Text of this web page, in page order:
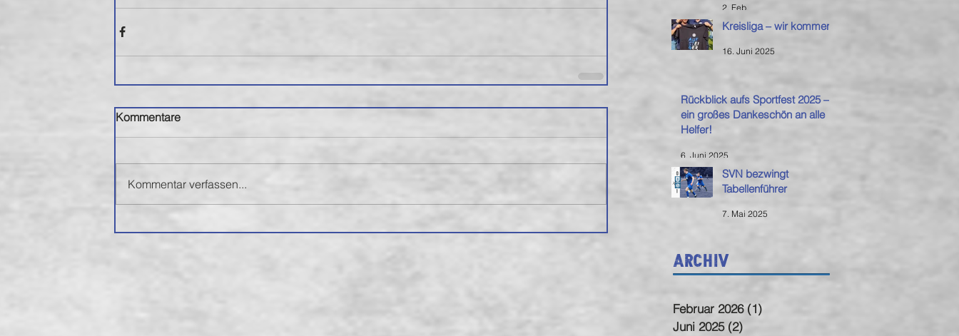
Kommentare
Kommentar verfassen...
2. Feb.
Kreisliga – wir kommen!
16. Juni 2025
Rückblick aufs Sportfest 2025 –
ein großes Dankeschön an alle
Helfer!
6. Juni 2025
SVN bezwingt
Tabellenführer
7. Mai 2025
Archiv
Februar 2026 (1)
Juni 2025 (2)